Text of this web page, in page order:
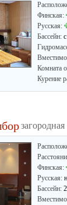
Финская:
Русская:
Бассейн:
Комната
Курение
Финская:
Русская:
Бассейн: